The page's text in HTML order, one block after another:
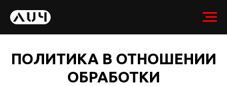
ПОЛИТИКА В ОТНОШЕНИИ
ОБРАБОТКИ